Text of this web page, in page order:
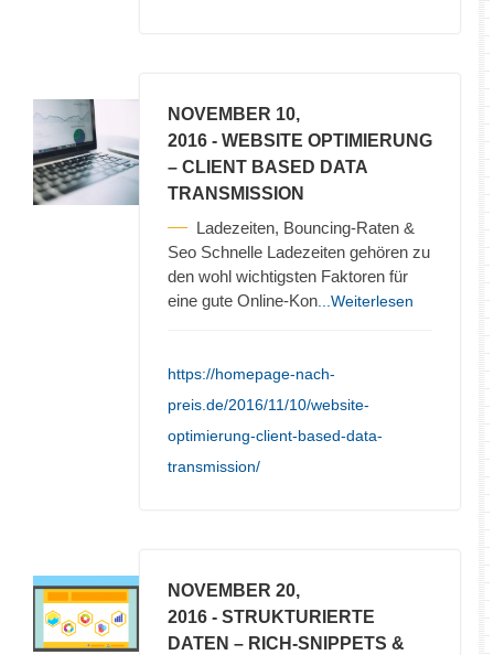
NOVEMBER 10,
2016 - WEBSITE OPTIMIERUNG
– CLIENT BASED DATA
TRANSMISSION
Ladezeiten, Bouncing-Raten &
Seo Schnelle Ladezeiten gehören zu
den wohl wichtigsten Faktoren für
eine gute Online-Kon ...Weiterlesen
https://homepage-nach-
preis.de/2016/11/10/website-
optimierung-client-based-data-
transmission/
NOVEMBER 20,
2016 - STRUKTURIERTE
DATEN – RICH-SNIPPETS &